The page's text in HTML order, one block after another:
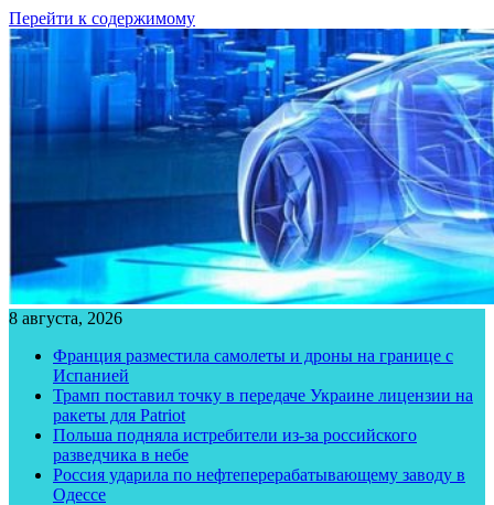
Перейти к содержимому
8 августа, 2026
Франция разместила самолеты и дроны на границе с
Испанией
Трамп поставил точку в передаче Украине лицензии на
ракеты для Patriot
Польша подняла истребители из-за российского
разведчика в небе
Россия ударила по нефтеперерабатывающему заводу в
Одессе